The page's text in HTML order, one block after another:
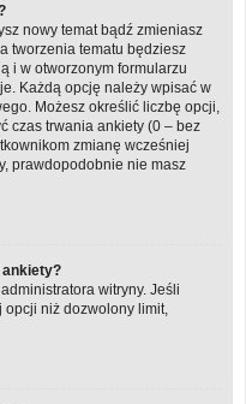
nowy temat bądź zmieniasz
tworzenia tematu będziesz
i w otworzonym formularzu
Każdą opcję należy wpisać w
Możesz określić liczbę opcji,
czas trwania ankiety (0 – bez
zmianę wcześniej
prawdopodobnie nie masz
ankiety?
witryny. Jeśli
niż dozwolony limit,